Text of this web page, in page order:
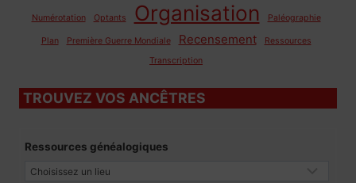
Numérotation Optants Organisation Paléographie
Plan Première Guerre Mondiale Recensement
Ressources
Transcription
TROUVEZ VOS ANCÊTRES
Ressources généalogiques